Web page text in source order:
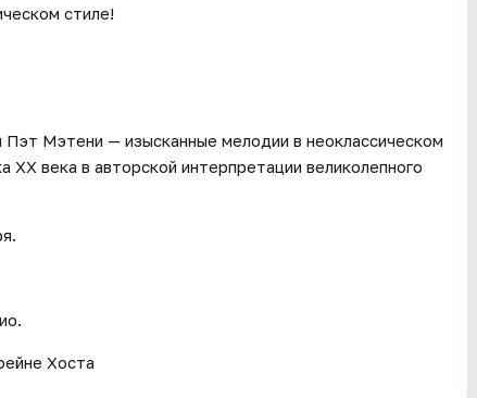
стиле!
Мэтени — изысканные мелодии в неоклассическом
века в авторской интерпретации великолепного
Хоста